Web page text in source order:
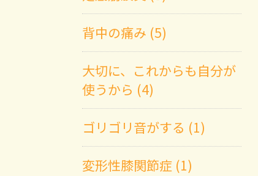
背中の痛み (5)
大切に、これからも自分が
使うから (4)
ゴリゴリ音がする (1)
変形性膝関節症 (1)